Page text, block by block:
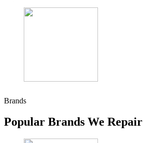
Brands
Popular Brands We Repair